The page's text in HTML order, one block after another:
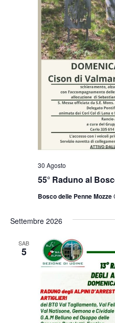
55° Raduno al
30 Agosto
Bosco delle Penne Mozze
Settembre 2026
SAB
5